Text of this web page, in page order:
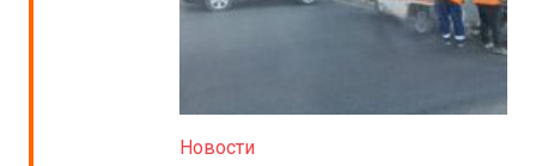
Новости